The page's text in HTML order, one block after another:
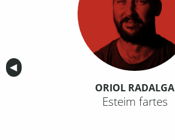
Anterior
◀︎
ORIOL RADALGA
Esteim fartes